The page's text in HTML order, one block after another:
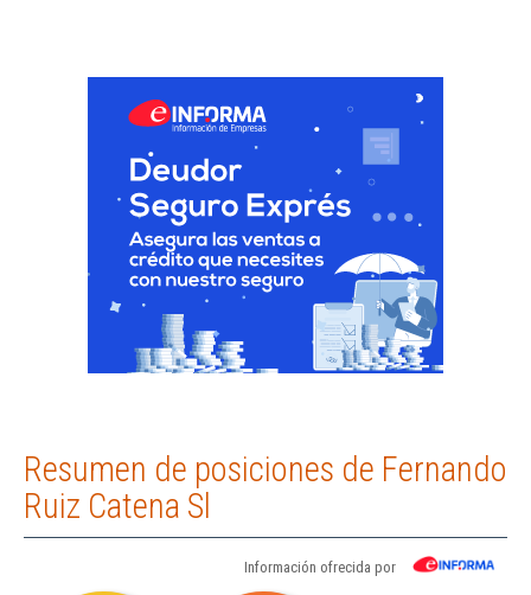
Resumen de posiciones de Fernando
Ruiz Catena Sl
Información ofrecida por